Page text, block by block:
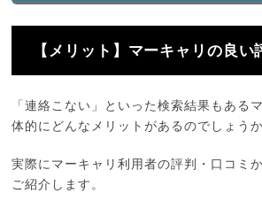
【メリット】マーキャリ️の良い
「連絡こない」といった検索結果もある
体的にどんなメリットがあるのでしょう
実際にマーキャリ利用者の評判・口コミ
ご紹介します。